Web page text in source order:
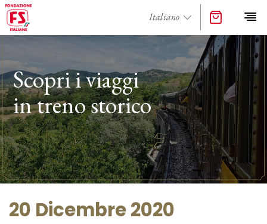
Scopri i viaggi
in treno storico
20 Dicembre 2020